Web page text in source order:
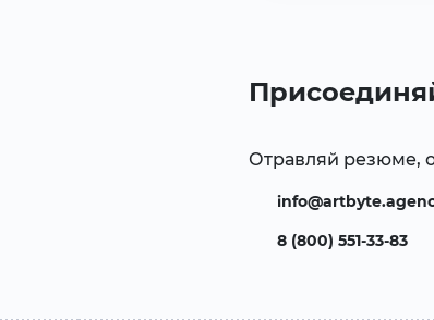
Отравляй резюме,
8 (800) 551-33-83